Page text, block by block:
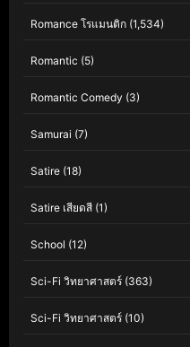
Romance โรแมนติก (1,534)
Romantic (5)
Romantic Comedy (3)
Samurai (7)
Satire (18)
Satire เสียดสี (1)
School (12)
Sci-Fi วิทยาศาสตร์ (363)
Sci-Fi วิทยาศาสตร์ (10)